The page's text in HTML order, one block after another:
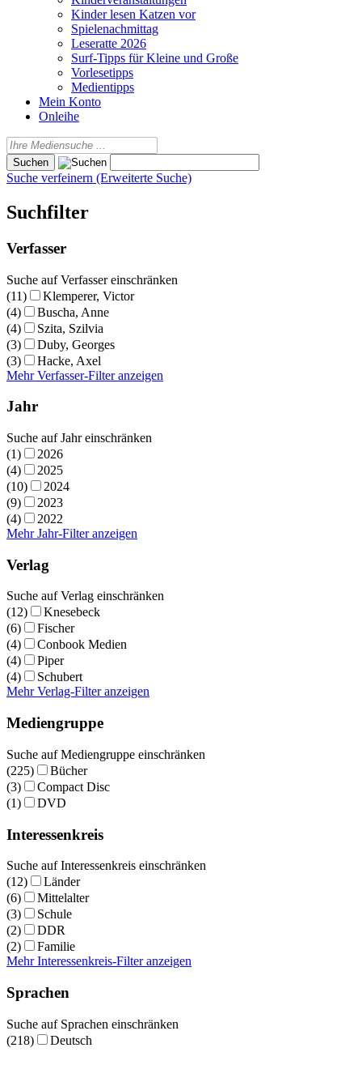
Kinder lesen Katzen vor
Spielenachmittag
Leseratte 2026
Surf-Tipps für Kleine und Große
Vorlesetipps
Medientipps
Mein Konto
Onleihe
Suche verfeinern (Erweiterte Suche)
Suchfilter
Verfasser
Suche auf Verfasser einschränken
(11)
Klemperer, Victor
(4)
Buscha, Anne
(4)
Szita, Szilvia
(3)
Duby, Georges
(3)
Hacke, Axel
Mehr Verfasser-Filter anzeigen
Jahr
Suche auf Jahr einschränken
(1)
2026
(4)
2025
(10)
2024
(9)
2023
(4)
2022
Mehr Jahr-Filter anzeigen
Verlag
Suche auf Verlag einschränken
(12)
Knesebeck
(6)
Fischer
(4)
Conbook Medien
(4)
Piper
(4)
Schubert
Mehr Verlag-Filter anzeigen
Mediengruppe
Suche auf Mediengruppe einschränken
(225)
Bücher
(3)
Compact Disc
(1)
DVD
Interessenkreis
Suche auf Interessenkreis einschränken
(12)
Länder
(6)
Mittelalter
(3)
Schule
(2)
DDR
(2)
Familie
Mehr Interessenkreis-Filter anzeigen
Sprachen
Suche auf Sprachen einschränken
(218)
Deutsch